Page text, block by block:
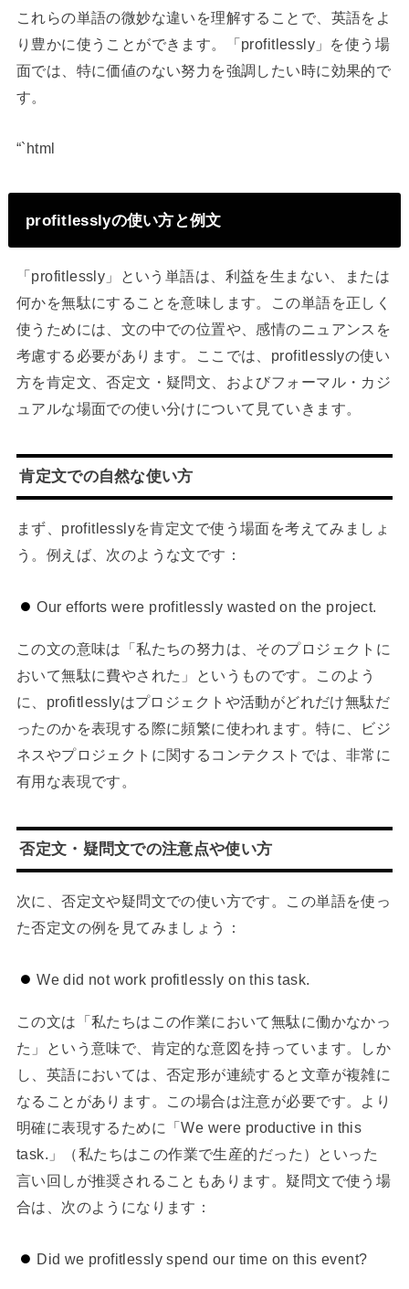
これらの単語の微妙な違いを理解することで、英語をよ
り豊かに使うことができます。「profitlessly」を使う場
面では、特に価値のない努力を強調したい時に効果的で
す。
“`html
profitlesslyの使い方と例文
「profitlessly」という単語は、利益を生まない、または
何かを無駄にすることを意味します。この単語を正しく
使うためには、文の中での位置や、感情のニュアンスを
考慮する必要があります。ここでは、profitlesslyの使い
方を肯定文、否定文・疑問文、およびフォーマル・カジ
ュアルな場面での使い分けについて見ていきます。
肯定文での自然な使い方
まず、profitlesslyを肯定文で使う場面を考えてみましょ
う。例えば、次のような文です：
Our efforts were profitlessly wasted on the project.
この文の意味は「私たちの努力は、そのプロジェクトに
おいて無駄に費やされた」というものです。このよう
に、profitlesslyはプロジェクトや活動がどれだけ無駄だ
ったのかを表現する際に頻繁に使われます。特に、ビジ
ネスやプロジェクトに関するコンテクストでは、非常に
有用な表現です。
否定文・疑問文での注意点や使い方
次に、否定文や疑問文での使い方です。この単語を使っ
た否定文の例を見てみましょう：
We did not work profitlessly on this task.
この文は「私たちはこの作業において無駄に働かなかっ
た」という意味で、肯定的な意図を持っています。しか
し、英語においては、否定形が連続すると文章が複雑に
なることがあります。この場合は注意が必要です。より
明確に表現するために「We were productive in this
task.」（私たちはこの作業で生産的だった）といった
言い回しが推奨されることもあります。疑問文で使う場
合は、次のようになります：
Did we profitlessly spend our time on this event?